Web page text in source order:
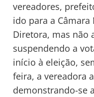
vereadores,
ido para a
Diretora, mas não
suspendendo a
início à eleição,
feira, a vereadora
demonstrando-se